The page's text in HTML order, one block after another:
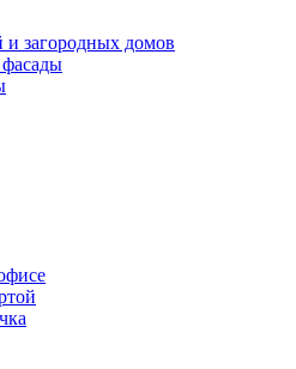
и загородных домов